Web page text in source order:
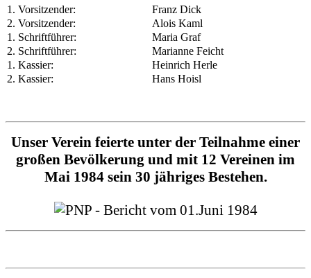
1. Vorsitzender:
Franz Dick
2. Vorsitzender:
Alois Kaml
1. Schriftführer:
Maria Graf
2. Schriftführer:
Marianne Feicht
1. Kassier:
Heinrich Herle
2. Kassier:
Hans Hoisl
Unser Verein feierte unter der Teilnahme einer
großen Bevölkerung und mit 12 Vereinen im
Mai 1984 sein 30 jähriges Bestehen.